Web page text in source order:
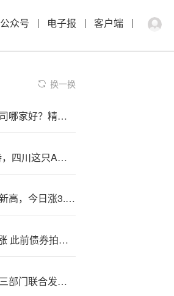
公众号 电子报 客户端
换一换
2025.年网站建设公司哪家好？精选十大靠谱网站建设公司排名
获?近亿元资:金支持，四川这只A股持续加码这家山西民企背后…
工业富联股价‘又’创新高，今日涨3.65%
日本;40年期国债上涨 此前债券拍卖获得良好需求
事.关债券回购开放 三部门联合发文 更多境外机构投资者获灵活高效流动性管理渠道